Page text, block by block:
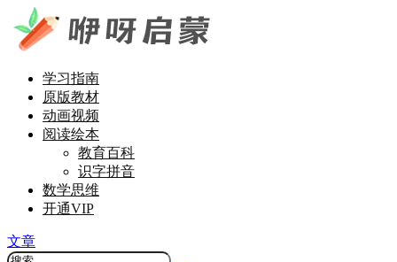
学习指南
原版教材
动画视频
阅读绘本
教育百科
识字拼音
数学思维
开通VIP
文章